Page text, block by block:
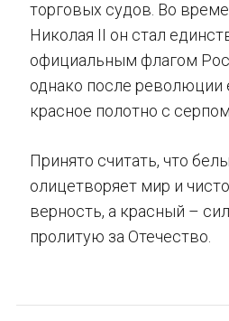
торговых судов. Во
Николая II он стал
официальным флагом
однако после революции
красное полотно с
Принято считать, что
олицетворяет мир и
верность, а красный –
пролитую за Отечество.